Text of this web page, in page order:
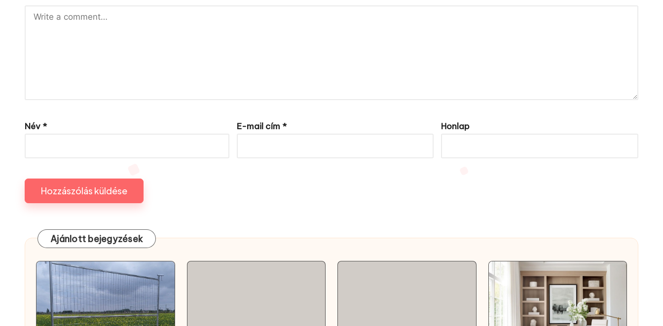
Név * E-mail cím * Honlap
Ajánlott bejegyzések